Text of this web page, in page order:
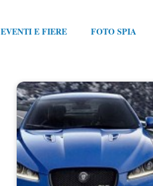
EVENTI E FIERE FOTO SPIA